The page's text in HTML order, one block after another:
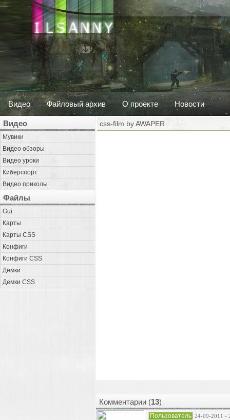
Видео Файловый архив О проекте Новости
Видео
Мувики
Видео обзоры
Видео уроки
Киберспорт
Видео приколы
Файлы
Gui
Карты
Карты CSS
Конфиги
Конфиги CSS
Демки
Демки CSS
css-film by AWAPER
Комментарии (13)
Пользователь 24-09-2011 -